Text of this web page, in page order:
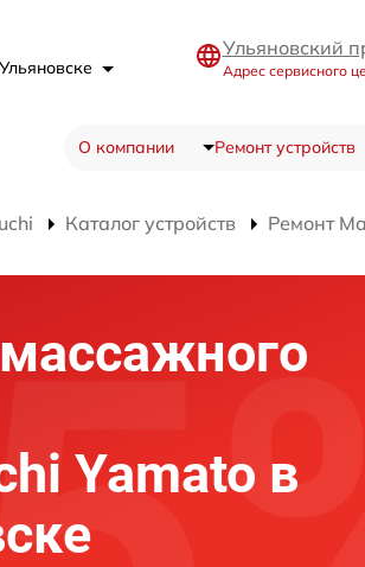
Ульяновский
Адрес сервисного
О компании Ремонт устройств
Каталог устройств Ремонт
Yamato в